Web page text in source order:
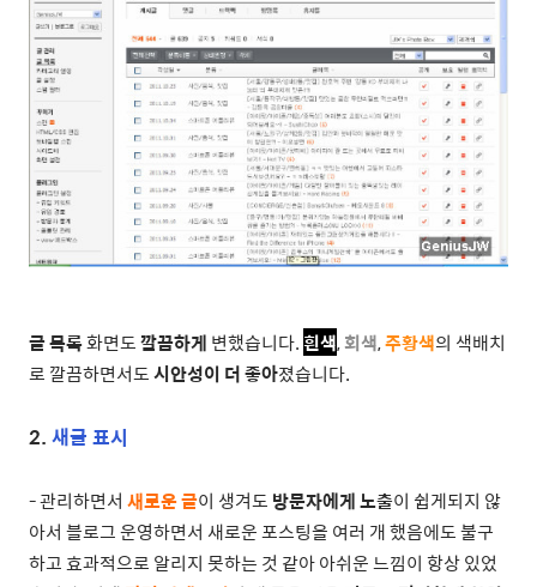
글 목록화면도깔끔하게 변했습니다.흰색,회색,주황색의 색배치
로 깔끔하면서도시안성이 더 좋아졌습니다.
2. 새글 표시
- 관리하면서 새로운 글이 생겨도 방문자에게 노출이 쉽게되지 않
아서 블로그 운영하면서 새로운 포스팅을 여러 개 했음에도 불구
하고 효과적으로 알리지 못하는 것 같아 아쉬운 느낌이 항상 있었